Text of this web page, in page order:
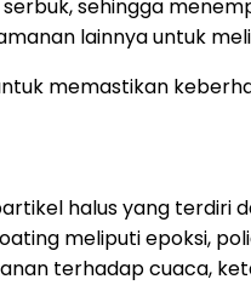
sehingga
lainnya untuk
memastikan
halus yang
meliputi epoksi,
terhadap cuaca,